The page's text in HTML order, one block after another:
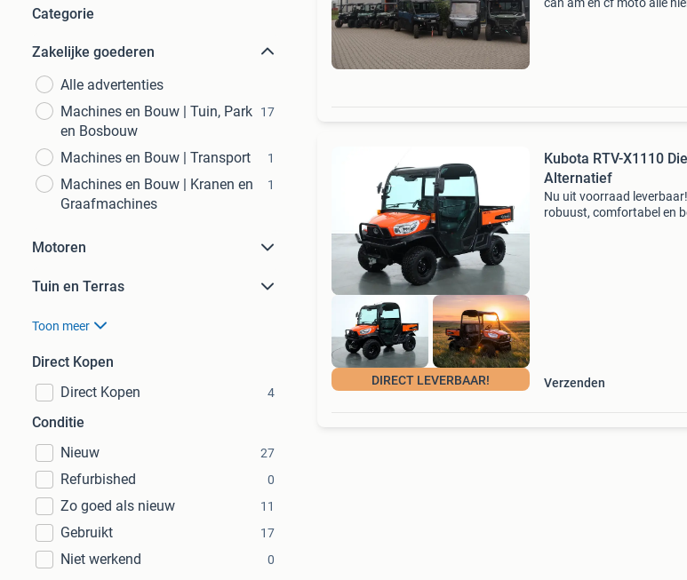
Categorie
Zakelijke goederen
Alle advertenties
Machines en Bouw | Tuin, Park
en Bosbouw
17
Machines en Bouw | Transport 1
Machines en Bouw | Kranen en
Graafmachines
1
Motoren
Tuin en Terras
Toon meer
Direct Kopen
Direct Kopen
4
Conditie
Nieuw
27
Refurbished 0
Zo goed als nieuw 11
Gebruikt 17
Niet werkend 0
DIRECT LEVERBAAR!
Kubota RTV-X1110
Alternatief
Nu uit voorraad
robuust, comfortabel en
Verzenden